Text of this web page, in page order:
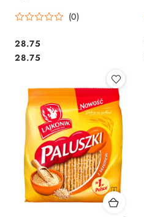
(0)
Cena:
28.75
Cena:
28.75